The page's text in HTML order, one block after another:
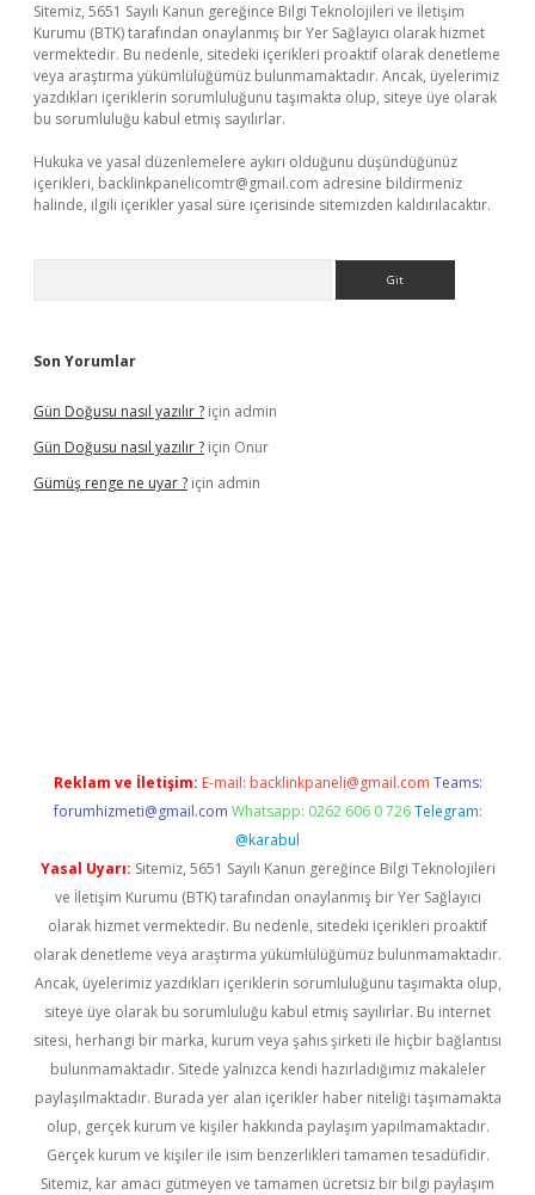
Sitemiz, 5651 Sayılı Kanun gereğince Bilgi Teknolojileri ve İletişim
Kurumu (BTK) tarafından onaylanmış bir Yer Sağlayıcı olarak hizmet
vermektedir. Bu nedenle, sitedeki içerikleri proaktif olarak denetleme
veya araştırma yükümlülüğümüz bulunmamaktadır. Ancak, üyelerimiz
yazdıkları içeriklerin sorumluluğunu taşımakta olup, siteye üye olarak
bu sorumluluğu kabul etmiş sayılırlar.
Hukuka ve yasal düzenlemelere aykırı olduğunu düşündüğünüz
içerikleri, backlinkpanelicomtr@gmail.com adresine bildirmeniz
halinde, ilgili içerikler yasal süre içerisinde sitemizden kaldırılacaktır.
Son Yorumlar
Gün Doğusu nasıl yazılır ? için admin
Gün Doğusu nasıl yazılır ? için Onur
Gümüş renge ne uyar ? için admin
Reklam ve İletişim: E-mail: backlinkpaneli@gmail.com Teams:
forumhizmeti@gmail.com Whatsapp: 0262 606 0 726 Telegram:
@karabul
Yasal Uyarı: Sitemiz, 5651 Sayılı Kanun gereğince Bilgi Teknolojileri
ve İletişim Kurumu (BTK) tarafından onaylanmış bir Yer Sağlayıcı
olarak hizmet vermektedir. Bu nedenle, sitedeki içerikleri proaktif
olarak denetleme veya araştırma yükümlülüğümüz bulunmamaktadır.
Ancak, üyelerimiz yazdıkları içeriklerin sorumluluğunu taşımakta olup,
siteye üye olarak bu sorumluluğu kabul etmiş sayılırlar. Bu internet
sitesi, herhangi bir marka, kurum veya şahıs şirketi ile hiçbir bağlantısı
bulunmamaktadır. Sitede yalnızca kendi hazırladığımız makaleler
paylaşılmaktadır. Burada yer alan içerikler haber niteliği taşımamakta
olup, gerçek kurum ve kişiler hakkında paylaşım yapılmamaktadır.
Gerçek kurum ve kişiler ile isim benzerlikleri tamamen tesadüfidir.
Sitemiz, kar amacı gütmeyen ve tamamen ücretsiz bir bilgi paylaşım